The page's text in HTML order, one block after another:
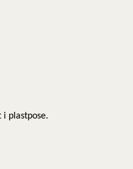
i plastpose.